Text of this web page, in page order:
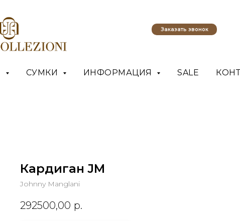
СУМКИ ИНФОРМАЦИЯ SALE
Заказать звонок
Кардиган JM
Johnny Manglani
292500,00 р.